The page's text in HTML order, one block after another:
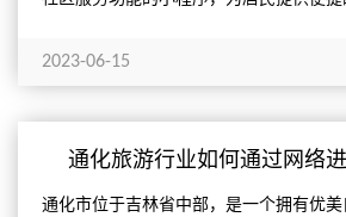
2023-06-15
通化旅游行业如何通过网络进
通化市位于吉林省中部，是一个拥有优